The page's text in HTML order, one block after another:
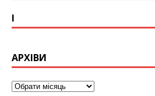
І
АРХІВИ